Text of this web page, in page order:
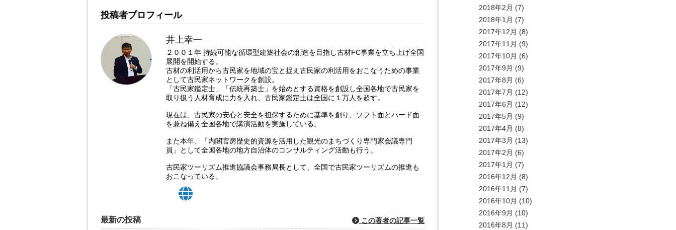
投稿者プロフィール
井上幸一
２００１年 持続可能な循環型建築社会の創造を目指し古材FC事業を立ち上げ全国
展開を開始する。
古材の利活用から古民家を地域の宝と捉え古民家の利活用をおこなうための事業
として古民家ネットワークを創設。
「古民家鑑定士」「伝統再築士」を始めとする資格を創設し全国各地で古民家を
取り扱う人材育成に力を入れ、古民家鑑定士は全国に１万人を超す。
現在は、古民家の安心と安全を担保するために基準を創り、ソフト面とハード面
を兼ね備え全国各地で講演活動を実施している。
また本年、「内閣官房歴史的資源を活用した観光のまちづくり専門家会議専門
員」として全国各地の地方自治体のコンサルティング活動も行う。
古民家ツーリズム推進協議会事務局長として、全国で古民家ツーリズムの推進も
おこなっている。
最新の投稿 この著者の記事一覧
2018年2月 (7)
2018年1月 (7)
2017年12月 (8)
2017年11月 (9)
2017年10月 (6)
2017年9月 (9)
2017年8月 (6)
2017年7月 (12)
2017年6月 (12)
2017年5月 (9)
2017年4月 (8)
2017年3月 (13)
2017年2月 (6)
2017年1月 (7)
2016年12月 (8)
2016年11月 (7)
2016年10月 (10)
2016年9月 (10)
2016年8月 (11)